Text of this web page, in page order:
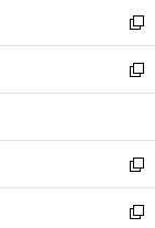
く
で
開
く
ド
ウ
で
開
ィ
ン
ド
ウ
開
く
い
ウ
ィ
ン
ウ
で
開
く
新
し
い
ウ
ン
ド
ウ
で
新
し
ウ
ィ
ン
ド
新
し
い
新